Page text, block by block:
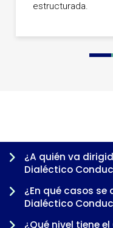
estructurada.
0
¿A quién va
Dialéctico
¿En qué casos se
Dialéctico
¿Qué nivel tiene